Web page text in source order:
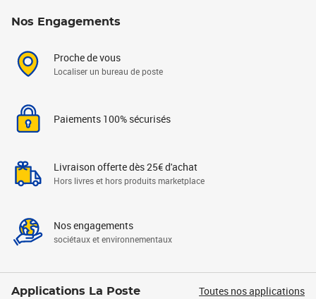
Nos Engagements
Proche de vous
Localiser un bureau de poste
Paiements 100% sécurisés
Livraison offerte dès 25€ d'achat
Hors livres et hors produits marketplace
Nos engagements
sociétaux et environnementaux
Applications La Poste Toutes nos applications